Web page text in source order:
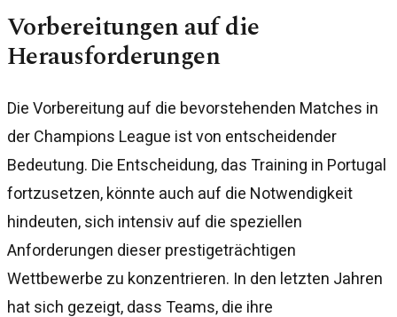
Vorbereitungen auf die
Herausforderungen
Die Vorbereitung auf die bevorstehenden Matches in
der Champions League ist von entscheidender
Bedeutung. Die Entscheidung, das Training in Portugal
fortzusetzen, könnte auch auf die Notwendigkeit
hindeuten, sich intensiv auf die speziellen
Anforderungen dieser prestigeträchtigen
Wettbewerbe zu konzentrieren. In den letzten Jahren
hat sich gezeigt, dass Teams, die ihre